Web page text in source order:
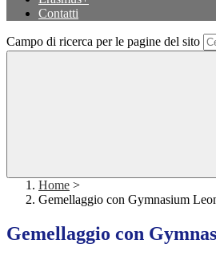
Contatti
Campo di ricerca per le pagine del sito
Home >
Gemellaggio con Gymnasium
Gemellaggio con